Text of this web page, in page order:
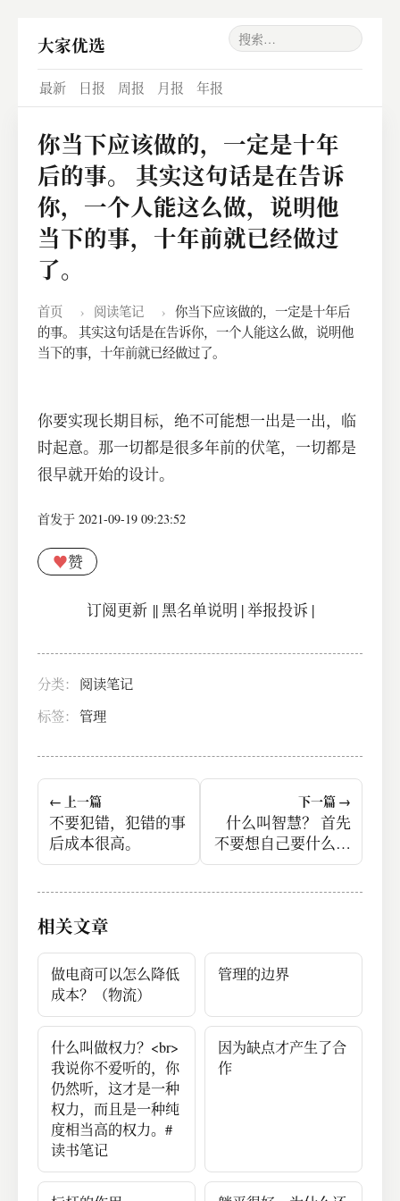
大家优选
最新 日报 周报 月报 年报
你当下应该做的，一定是十年
后的事。 其实这句话是在告诉
你，一个人能这么做，说明他
当下的事，十年前就已经做过
了。
首页 › 阅读笔记 ›
你当下应该做的，一定是十年后
的事。 其实这句话是在告诉你，一个人能这么做，说明他
当下的事，十年前就已经做过了。
你要实现长期目标，绝不可能想一出是一出，临
时起意。那一切都是很多年前的伏笔，一切都是
很早就开始的设计。
首发于 2021-09-19 09:23:52
♥赞
订阅更新||黑名单说明 |举报投诉 |
分类：
阅读笔记
标签： 管理
← 上一篇
不要犯错，犯错的事
后成本很高。
下一篇 →
什么叫智慧？ 首先
不要想自己要什么，
首先要去判断别人的
相关文章
做电商可以怎么降低
成本？（物流）
管理的边界
什么叫做权力？<br>
我说你不爱听的，你
仍然听，这才是一种
权力，而且是一种纯
度相当高的权力。#
读书笔记
因为缺点才产生了合
作